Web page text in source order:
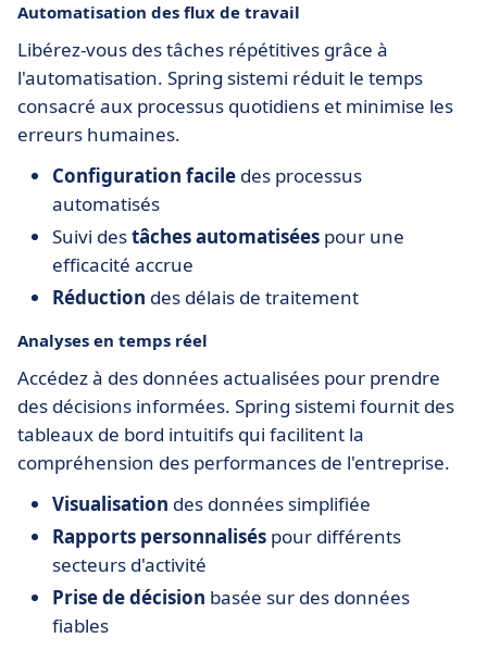
Automatisation des flux de travail
Libérez-vous des tâches répétitives grâce à
l'automatisation. Spring sistemi réduit le temps
consacré aux processus quotidiens et minimise les
erreurs humaines.
Configuration facile des processus
automatisés
Suivi destâches automatisées pour une
efficacité accrue
Réduction des délais de traitement
Analyses en temps réel
Accédez à des données actualisées pour prendre
des décisions informées. Spring sistemi fournit des
tableaux de bord intuitifs qui facilitent la
compréhension des performances de l'entreprise.
Visualisation des données simplifiée
Rapports personnalisés pour différents
secteurs d'activité
Prise de décision basée sur des données
fiables